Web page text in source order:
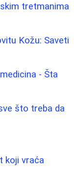
tretmanima
Kožu: Saveti
- Šta
što treba da
koji vraća